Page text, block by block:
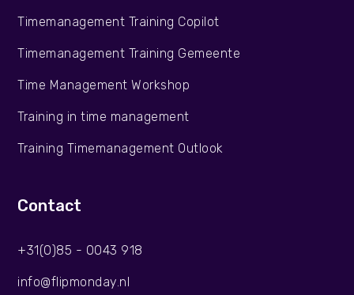
Timemanagement Training Copilot
Timemanagement Training Gemeente
Time Management Workshop
Training in time management
Training Timemanagement Outlook
Contact
+31(0)85 - 0043 918
info@flipmonday.nl